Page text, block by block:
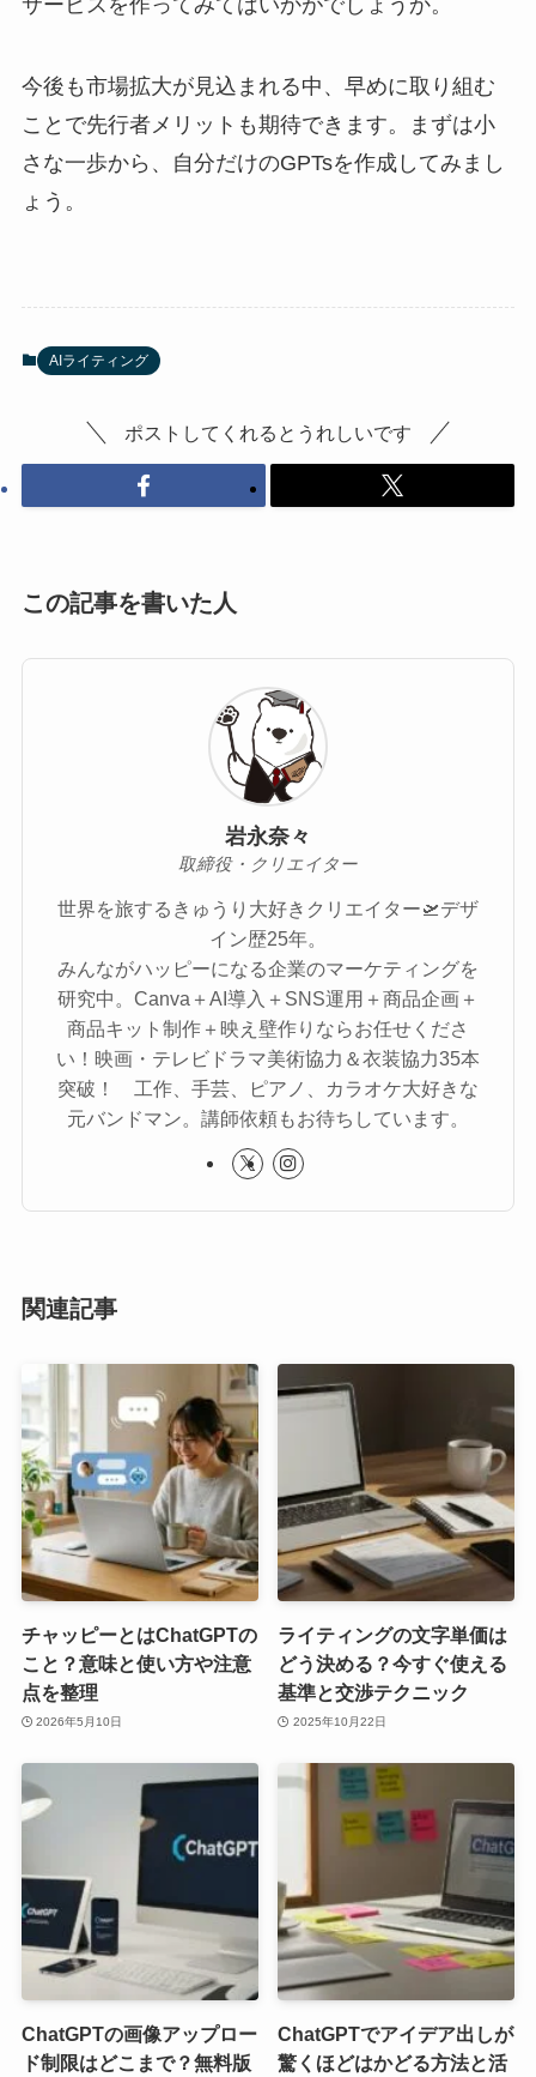
サービスを作ってみてはいかがでしょうか。
今後も市場拡大が見込まれる中、早めに取り組む
ことで先行者メリットも期待できます。まずは小
さな一歩から、自分だけのGPTsを作成してみまし
ょう。
AIライティング
ポストしてくれるとうれしいです
この記事を書いた人
岩永奈々
取締役・クリエイター
世界を旅するきゅうり大好きクリエイター🛫デザ
イン歴25年。
みんながハッピーになる企業のマーケティングを
研究中。Canva＋AI導入＋SNS運用＋商品企画＋
商品キット制作＋映え壁作りならお任せくださ
い！映画・テレビドラマ美術協力＆衣装協力35本
突破！ 工作、手芸、ピアノ、カラオケ大好きな
元バンドマン。講師依頼もお待ちしています。
関連記事
チャッピーとはChatGPTの
こと？意味と使い方や注意
点を整理
2026年5月10日
ライティングの文字単価は
どう決める？今すぐ使える
基準と交渉テクニック
2025年10月22日
ChatGPTの画像アップロー
ド制限はどこまで？無料版
ChatGPTでアイデア出しが
驚くほどはかどる方法と活